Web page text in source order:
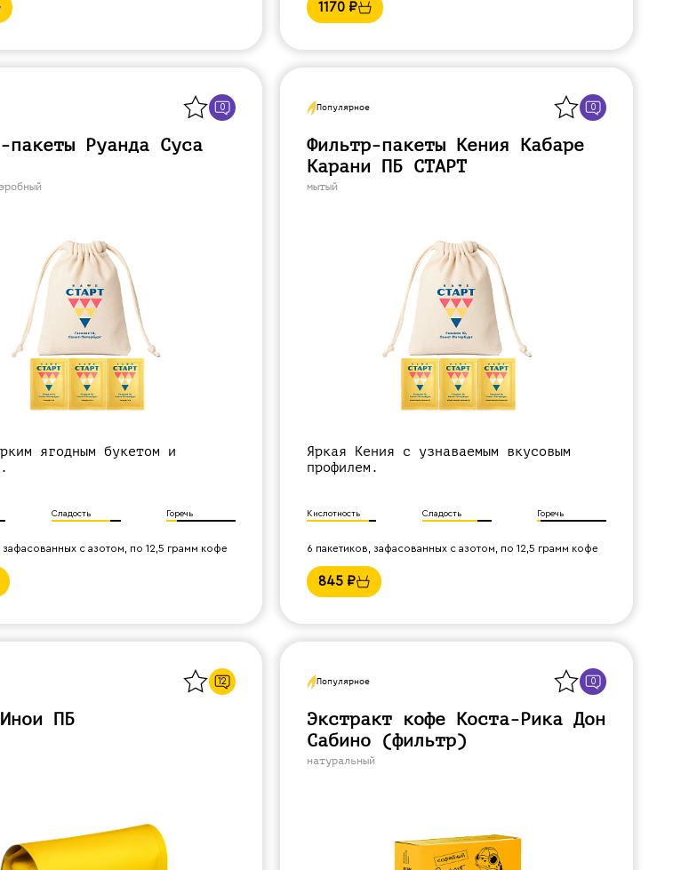
1170 ₽
0
пакеты Руанда Суса
ягодным букетом и
Сладость Горечь
зафасованных с азотом, по 12,5 грамм кофе
Популярное 0
Фильтр-пакеты Кения Кабаре
Карани ПБ СТАРТ
мытый
Яркая Кения с узнаваемым вкусовым
профилем.
Кислотность Сладость Горечь
6 пакетиков, зафасованных с азотом, по 12,5 грамм кофе
845 ₽
12
ПБ
Популярное 0
Экстракт кофе Коста-Рика Дон
Сабино (фильтр)
натуральный